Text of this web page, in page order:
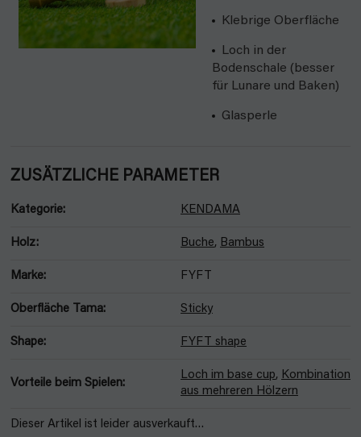
Klebrige Oberfläche
Loch in der
Bodenschale (besser
für Lunare und Baken)
Glasperle
ZUSÄTZLICHE PARAMETER
Kategorie: KENDAMA
Holz: Buche, Bambus
Marke: FYFT
Oberfläche Tama: Sticky
Shape: FYFT shape
Vorteile beim Spielen:
Loch im base cup, Kombination
aus mehreren Hölzern
Dieser Artikel ist leider ausverkauft…